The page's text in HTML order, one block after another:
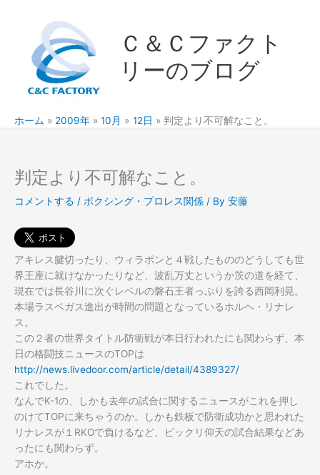
Ｃ＆Ｃファクト
リーのブログ
ホーム 2009年 10月 12日 判定より不可解なこと。
判定より不可解なこと。
コメントする / ボクシング・プロレス関係 / By 安藤
アキレス腱切ったり、ウィラポンと４戦したもののどうしても世
界王座に就けなかったりなど、波乱万丈というか茨の道を経て、
現在では長谷川に次ぐレベルの磐石王者っぷりを誇る西岡利晃。
本場ラスベガス進出が時間の問題となっているホルヘ・リナレ
ス。
この２者の世界タイトル防衛戦が本日行われたにも関わらず、本
日の格闘技ニュースのTOPは
http://news.livedoor.com/article/detail/4389327/
これでした。
なんでK-1の、しかも去年の試合に関するニュースがこれを押し
のけてTOPに来ちゃうのか。しかも鉄板で防衛成功かと思われた
リナレスが１RKOで負けるなど、ビックリ仰天の試合結果などあ
ったにも関わらず。
アホか。